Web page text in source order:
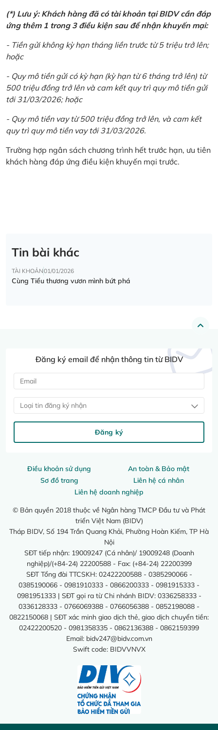
(*) Lưu ý: Khách hàng đã có tài khoản tại BIDV cần đáp
ứng thêm 1 trong 3 điều kiện sau để nhận khuyến mại:
- Tiền gửi không kỳ hạn tháng liền trước từ 5 triệu trở lên;
hoặc
- Quy mô tiền gửi có kỳ hạn (kỳ hạn từ 6 tháng trở lên) từ
500 triệu đồng trở lên và cam kết quy trì quy mô tiền gửi
tới 31/03/2026; hoặc
- Quy mô tiền vay từ 500 triệu đồng trở lên, và cam kết
quy trì quy mô tiền vay tới 31/03/2026.
Trường hợp ngân sách chương trình hết trước hạn, ưu tiên
khách hàng đáp ứng điều kiện khuyến mại trước.
Tin bài khác
TÀI KHOẢN01/01/2026
Cùng Tiểu thương vươn mình bứt phá
Điều khoản sử dụng
An toàn & Bảo mật
Sơ đồ trang
Liên hệ cá nhân
Liên hệ doanh nghiệp
© Bản quyền 2018 thuộc về Ngân hàng TMCP Đầu tư và Phát
triển Việt Nam (BIDV)
Tháp BIDV, Số 194 Trần Quang Khải, Phường Hoàn Kiếm, TP Hà
Nội
SĐT tiếp nhận: 19009247 (Cá nhân)/ 19009248 (Doanh
nghiệp)/(+84-24) 22200588 - Fax: (+84-24) 22200399
SĐT Tổng đài TTCSKH: 02422200588 - 0385290066 -
0385190066 - 0981910333 - 0866200333 - 0981915333 -
0981951333 | SĐT gọi ra từ Chi nhánh BIDV: 0336258333 -
0336128333 - 0766069388 - 0766056388 - 0852198088 -
0822150068 | SĐT xác minh giao dịch thẻ, giao dịch chuyển tiền:
02422200520 - 0981358335 - 0862136388 - 0862159399
Email: bidv247@bidv.com.vn
Swift code: BIDVVNVX
Đăng ký email để nhận thông tin từ BIDV
Loại tin đăng ký nhận
Đăng ký